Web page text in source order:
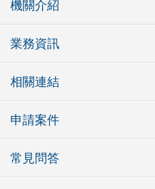
機關介紹
業務資訊
相關連結
申請案件
常見問答